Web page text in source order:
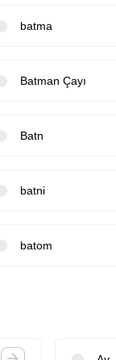
batma
Batman Çayı
Batn
batni
batom